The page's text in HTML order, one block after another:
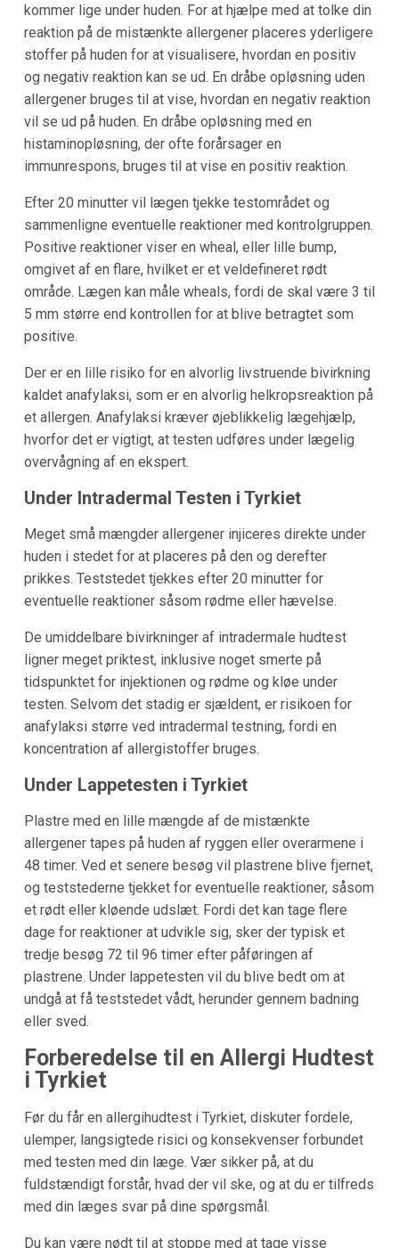
kommer lige under huden. For at hjælpe med at tolke din
reaktion på de mistænkte allergener placeres yderligere
stoffer på huden for at visualisere, hvordan en positiv
og negativ reaktion kan se ud. En dråbe opløsning uden
allergener bruges til at vise, hvordan en negativ reaktion
vil se ud på huden. En dråbe opløsning med en
histaminopløsning, der ofte forårsager en
immunrespons, bruges til at vise en positiv reaktion.
Efter 20 minutter vil lægen tjekke testområdet og
sammenligne eventuelle reaktioner med kontrolgruppen.
Positive reaktioner viser en wheal, eller lille bump,
omgivet af en flare, hvilket er et veldefineret rødt
område. Lægen kan måle wheals, fordi de skal være 3 til
5 mm større end kontrollen for at blive betragtet som
positive.
Der er en lille risiko for en alvorlig livstruende bivirkning
kaldet anafylaksi, som er en alvorlig helkropsreaktion på
et allergen. Anafylaksi kræver øjeblikkelig lægehjælp,
hvorfor det er vigtigt, at testen udføres under lægelig
overvågning af en ekspert.
Under Intradermal Testen i Tyrkiet
Meget små mængder allergener injiceres direkte under
huden i stedet for at placeres på den og derefter
prikkes. Teststedet tjekkes efter 20 minutter for
eventuelle reaktioner såsom rødme eller hævelse.
De umiddelbare bivirkninger af intradermale hudtest
ligner meget priktest, inklusive noget smerte på
tidspunktet for injektionen og rødme og kløe under
testen. Selvom det stadig er sjældent, er risikoen for
anafylaksi større ved intradermal testning, fordi en
koncentration af allergistoffer bruges.
Under Lappetesten i Tyrkiet
Plastre med en lille mængde af de mistænkte
allergener tapes på huden af ryggen eller overarmene i
48 timer. Ved et senere besøg vil plastrene blive fjernet,
og teststederne tjekket for eventuelle reaktioner, såsom
et rødt eller kløende udslæt. Fordi det kan tage flere
dage for reaktioner at udvikle sig, sker der typisk et
tredje besøg 72 til 96 timer efter påføringen af
plastrene. Under lappetesten vil du blive bedt om at
undgå at få teststedet vådt, herunder gennem badning
eller sved.
Forberedelse til en Allergi Hudtest
i Tyrkiet
Før du får en allergihudtest i Tyrkiet, diskuter fordele,
ulemper, langsigtede risici og konsekvenser forbundet
med testen med din læge. Vær sikker på, at du
fuldstændigt forstår, hvad der vil ske, og at du er tilfreds
med din læges svar på dine spørgsmål.
Du kan være nødt til at stoppe med at tage visse